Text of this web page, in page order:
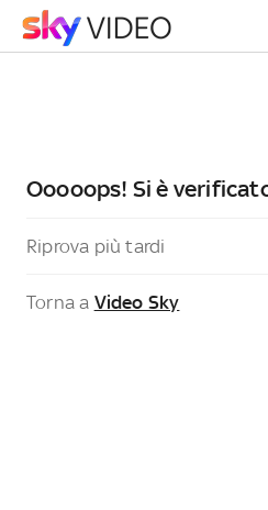
Ooooops! Si è
Riprova più tardi
Torna a Video Sky